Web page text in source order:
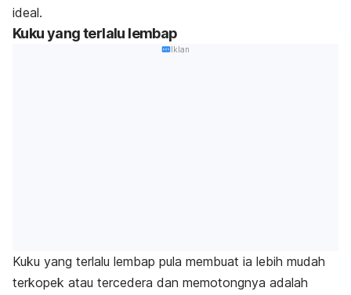
ideal.
Kuku yang terlalu lembap
Iklan
Kuku yang terlalu lembap pula membuat ia lebih mudah
terkopek atau tercedera dan memotongnya adalah